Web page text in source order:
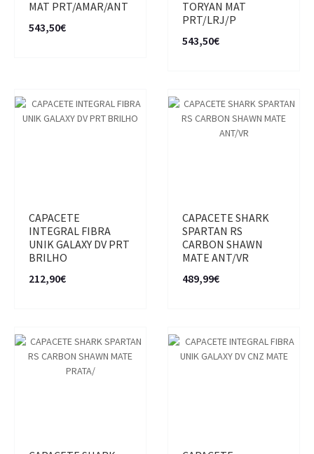
MAT PRT/AMAR/ANT
543,50€
TORYAN MAT
PRT/LRJ/P
543,50€
CAPACETE
INTEGRAL FIBRA
UNIK GALAXY DV PRT
BRILHO
212,90€
CAPACETE SHARK
SPARTAN RS
CARBON SHAWN
MATE ANT/VR
489,99€